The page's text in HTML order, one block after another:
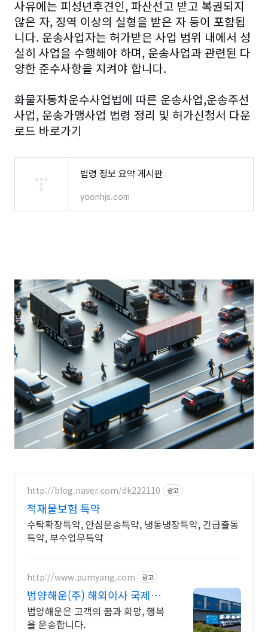
사유에는 피성년후견인, 파산선고 받고 복권되지
않은 자, 징역 이상의 실형을 받은 자 등이 포함됩
니다. 운송사업자는 허가받은 사업 범위 내에서 성
실히 사업을 수행해야 하며, 운송사업과 관련된 다
양한 준수사항을 지켜야 합니다.
화물자동차운수사업법에 따른 운송사업,운송주선
사업, 운송가맹사업 법령 정리 및 허가신청서 다운
로드 바로가기
법령 정보 요약 게시판
yoonhjs.com
http://blog.naver.com/dk222110 광고
적재물보험 특약
수탁확장특약, 안심운송특약, 냉동냉장특약, 긴급출동
특약, 부수업무특약
http://www.pumyang.com 광고
범양해운(주) 해외이사 국제운
송의 해결사
범양해운은 고객의 꿈과 희망, 행복
을 운송합니다.